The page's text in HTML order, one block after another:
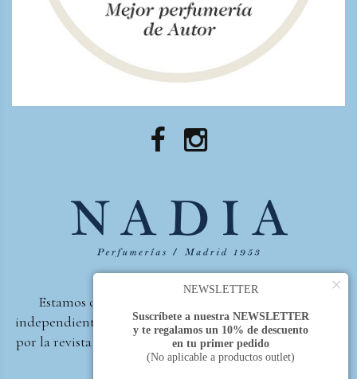
Estamos orgullosos de ser la primera perfumería
independiente de España, en recibir el premio otorgado
por la revista Beautyproof en 2015 a la mejor perfumería
de autor.
×
NEWSLETTER
Suscríbete a nuestra NEWSLETTER
y te regalamos un 10% de descuento
en tu primer pedido
(No aplicable a productos outlet)